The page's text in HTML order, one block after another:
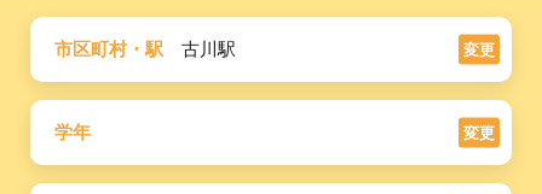
市区町村・駅 古川駅 変更
学年 変更